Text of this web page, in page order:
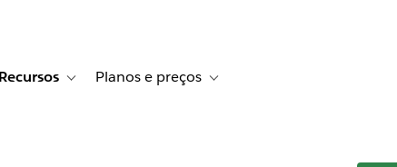
Histórias de clientes
sub-navigation for Soluções
Recursos Toggle sub-navigation for Recursos
Planos e preços Toggle sub-navigation for Planos e